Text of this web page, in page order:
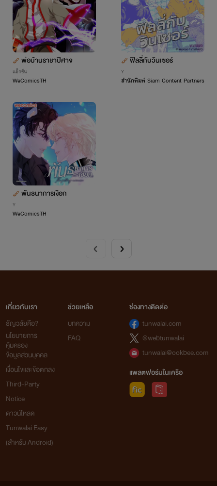
พ่อบ้านราชาปีศาจ
แอ็กชั่น
WeComicsTH
ฟิลลี่กับวินเซอร์
Y
สำนักพิมพ์ Siam Content Partners
พันธนาการเงือก
Y
WeComicsTH
เกี่ยวกับเรา
ธัญวลัยคือ?
นโยบายการ
คุ้มครอง
ข้อมูลส่วนบุคคล
เงื่อนไขและข้อตกลง
Third-Party
Notice
ดาวน์โหลด
Tunwalai Easy
(สำหรับ Android)
ช่วยเหลือ
บทความ
FAQ
ช่องทางติดต่อ
tunwalai.com
@webtunwalai
tunwalai@ookbee.com
แพลตฟอร์มในเครือ